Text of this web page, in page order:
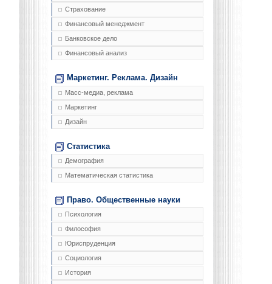
Страхование
Финансовый менеджмент
Банковское дело
Финансовый анализ
Маркетинг. Реклама. Дизайн
Масс-медиа, реклама
Маркетинг
Дизайн
Статистика
Демография
Математическая статистика
Право. Общественные науки
Психология
Философия
Юриспруденция
Социология
История